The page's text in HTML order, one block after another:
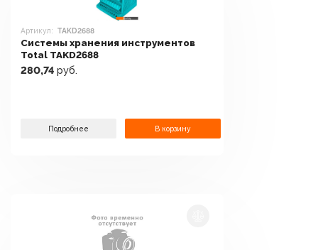
Артикул: TAKD2688
Системы хранения инструментов
Total TAKD2688
280,74 руб.
Подробнее В корзину